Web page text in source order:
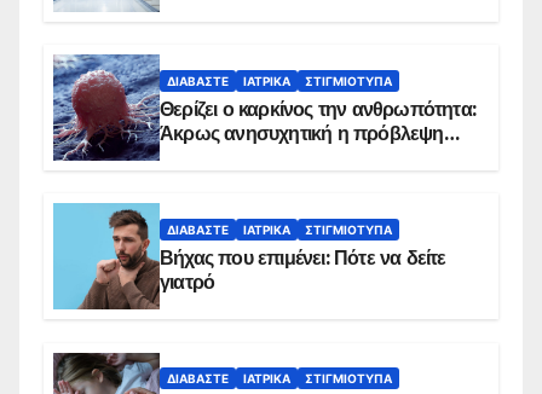
ΔΙΑΒΆΣΤΕ ΙΑΤΡΙΚΆ ΣΤΙΓΜΙΌΤΥΠΑ
Θερίζει ο καρκίνος την ανθρωπότητα:
Άκρως ανησυχητική η πρόβλεψη…
ΔΙΑΒΆΣΤΕ ΙΑΤΡΙΚΆ ΣΤΙΓΜΙΌΤΥΠΑ
Βήχας που επιμένει: Πότε να δείτε
γιατρό
ΔΙΑΒΆΣΤΕ ΙΑΤΡΙΚΆ ΣΤΙΓΜΙΌΤΥΠΑ